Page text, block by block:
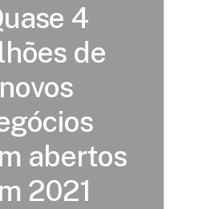
4
de
novos
abertos
2021